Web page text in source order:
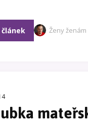
článek Ženy ženám